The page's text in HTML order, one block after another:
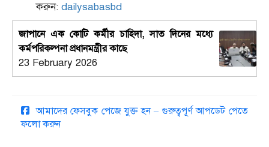
করুন: dailysabasbd
জাপানে এক কোটি কর্মীর চাহিদা, সাত দিনের মধ্যে
কর্মপরিকল্পনা প্রধানমন্ত্রীর কাছে
23 February 2026
আমাদের ফেসবুক পেজে যুক্ত হন – গুরুত্বপূর্ণ আপডেট পেতে
ফলো করুন